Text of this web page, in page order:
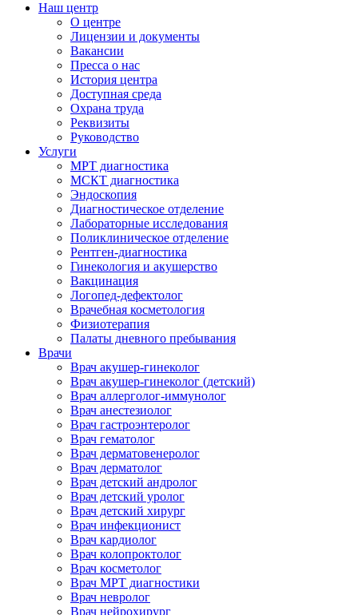
Наш центр
О центре
Лицензии и документы
Вакансии
Пресса о нас
История центра
Доступная среда
Охрана труда
Реквизиты
Руководство
Услуги
МРТ диагностика
МСКТ диагностика
Эндоскопия
Диагностическое отделение
Лабораторные исследования
Поликлиническое отделение
Рентген-диагностика
Гинекология и акушерство
Вакцинация
Логопед-дефектолог
Врачебная косметология
Физиотерапия
Палаты дневного пребывания
Врачи
Врач акушер-гинеколог
Врач акушер-гинеколог (детский)
Врач аллерголог-иммунолог
Врач анестезиолог
Врач гастроэнтеролог
Врач гематолог
Врач дерматовенеролог
Врач дерматолог
Врач детский андролог
Врач детский уролог
Врач детский хирург
Врач инфекционист
Врач кардиолог
Врач колопроктолог
Врач косметолог
Врач МРТ диагностики
Врач невролог
Врач нейрохирург